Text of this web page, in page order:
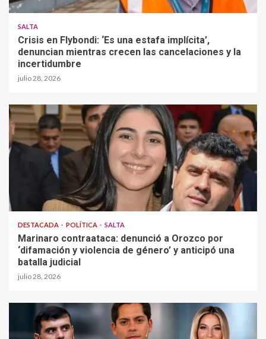
SALTA
Crisis en Flybondi: ‘Es una estafa implícita’,
denuncian mientras crecen las cancelaciones y la
incertidumbre
julio 28, 2026
DESTACADA POLÍTICA SALTA
Marinaro contraataca: denunció a Orozco por
‘difamación y violencia de género’ y anticipó una
batalla judicial
julio 28, 2026